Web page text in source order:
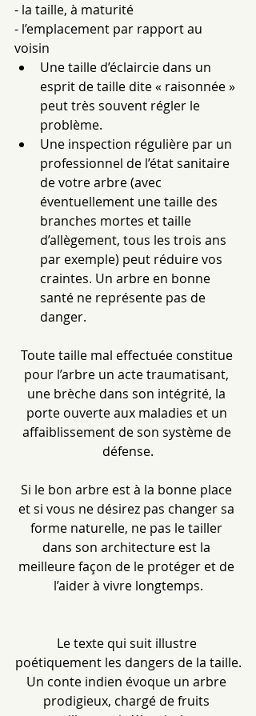
- la taille, à maturité
- l’emplacement par rapport au
voisin
Une taille d’éclaircie dans un
esprit de taille dite « raisonnée »
peut très souvent régler le
problème.
Une inspection régulière par un
professionnel de l’état sanitaire
de votre arbre (avec
éventuellement une taille des
branches mortes et taille
d’allègement, tous les trois ans
par exemple) peut réduire vos
craintes. Un arbre en bonne
santé ne représente pas de
danger.
Toute taille mal effectuée constitue
pour l’arbre un acte traumatisant,
une brèche dans son intégrité, la
porte ouverte aux maladies et un
affaiblissement de son système de
défense.
Si le bon arbre est à la bonne place
et si vous ne désirez pas changer sa
forme naturelle, ne pas le tailler
dans son architecture est la
meilleure façon de le protéger et de
l’aider à vivre longtemps.
Le texte qui suit illustre
poétiquement les dangers de la taille.
Un conte indien évoque un arbre
prodigieux, chargé de fruits